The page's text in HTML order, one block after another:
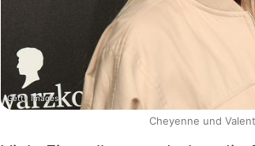
Getty Images
Cheyenne und